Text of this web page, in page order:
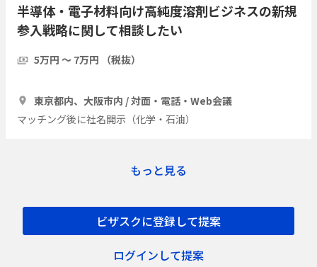
半導体・電子材料向け高純度溶剤ビジネスの新規
参入戦略に関して相談したい
5万円 〜 7万円 （税抜）
東京都内、大阪市内 / 対面・電話・Web会議
マッチング後に社名開示（化学・石油）
もっと見る
ビザスクに登録して提案
ログインして提案